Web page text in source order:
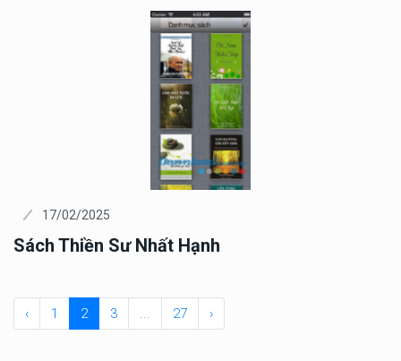
17/02/2025
Sách Thiền Sư Nhất Hạnh
‹ 1 2 3 ... 27 ›